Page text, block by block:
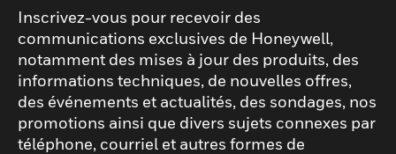
Inscrivez-vous pour recevoir des
communications exclusives de Honeywell,
notamment des mises à jour des produits, des
informations techniques, de nouvelles offres,
des événements et actualités, des sondages, nos
promotions ainsi que divers sujets connexes par
téléphone, courriel et autres formes de